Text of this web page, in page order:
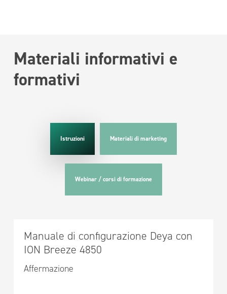
Materiali informativi e
formativi
Istruzioni Materiali di marketing
Webinar / corsi di formazione
Manuale di configurazione Deya con
ION Breeze 4850
Affermazione